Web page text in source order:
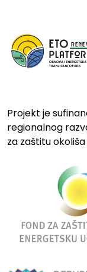
Projekt je
regionalnog
za zaštitu